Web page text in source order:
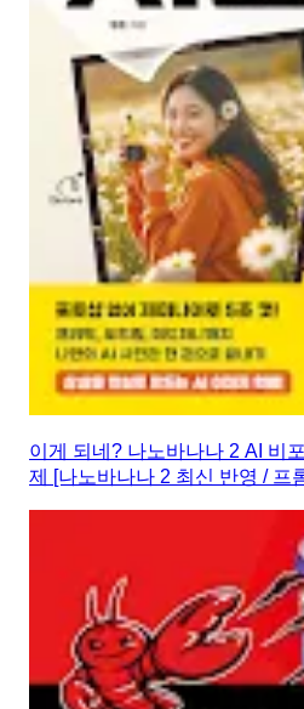
이게 되네? 나노바나나 2 AI 비
제 [나노바나나 2 최신 반영 / 프